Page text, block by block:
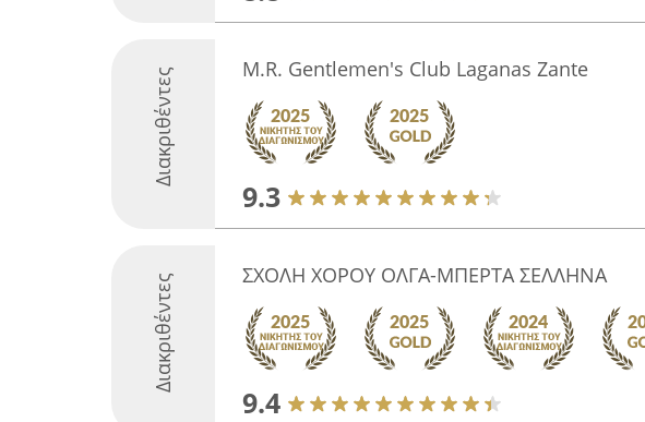
Διακριθέντες M.R. Gentlemen's Club Laganas Zante
9.3
Διακριθέντες ΣΧΟΛΗ ΧΟΡΟΥ ΟΛΓΑ-ΜΠΕΡΤΑ ΣΕΛΛΗΝΑ
9.4